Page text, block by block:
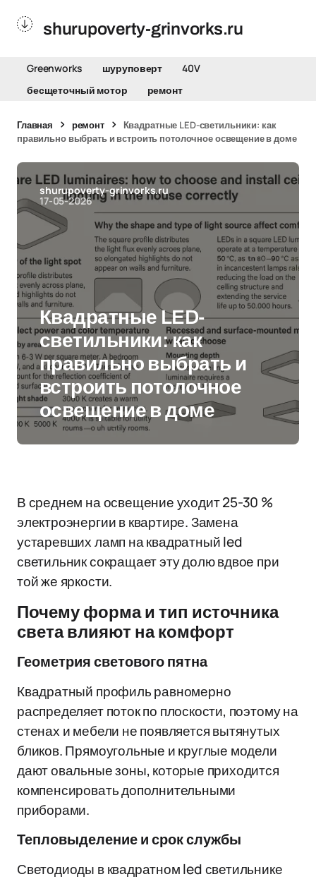
shurupoverty-grinvorks.ru
Greenworks шуруповерт
40V
бесщеточный мотор
ремонт
Главная ремонт
Квадратные LED-светильники: как
правильно выбрать и встроить потолочное освещение в доме
shurupoverty-grinvorks.ru
17-05-2026
Квадратные LED-
светильники: как
правильно выбрать и
встроить потолочное
освещение в доме
В среднем на освещение уходит 25-30 %
электроэнергии в квартире. Замена
устаревших ламп на квадратный led
светильник сокращает эту долю вдвое при
той же яркости.
Почему форма и тип источника
света влияют на комфорт
Геометрия светового пятна
Квадратный профиль равномерно
распределяет поток по плоскости, поэтому на
стенах и мебели не появляется вытянутых
бликов. Прямоугольные и круглые модели
дают овальные зоны, которые приходится
компенсировать дополнительными
приборами.
Тепловыделение и срок службы
Светодиоды в квадратном led светильнике